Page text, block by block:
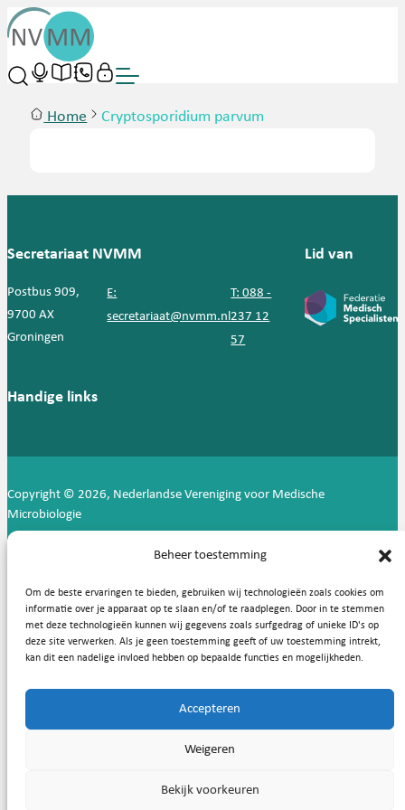
Beheer toestemming
Om de beste ervaringen te bieden, gebruiken wij technologieën zoals cookies om
informatie over je apparaat op te slaan en/of te raadplegen. Door in te stemmen
met deze technologieën kunnen wij gegevens zoals surfgedrag of unieke ID's op
deze site verwerken. Als je geen toestemming geeft of uw toestemming intrekt,
kan dit een nadelige invloed hebben op bepaalde functies en mogelijkheden.
Accepteren
Weigeren
Bekijk voorkeuren
Home Cryptosporidium parvum
Secretariaat NVMM
Postbus 909,
9700 AX
Groningen
E:
secretariaat@nvmm.nl
T: 088 -
237 12
57
Lid van
Handige links
Copyright © 2026, Nederlandse Vereniging voor Medische
Microbiologie